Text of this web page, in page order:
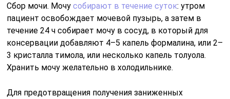
Сбор мочи. Мочусобирают в течение суток: утром
пациент освобождает мочевой пузырь, а затем в
течение 24 ч собирает мочу в сосуд, в который для
консервации добавляют 4–5 капель формалина, или 2–
3 кристалла тимола, или несколько капель толуола.
Хранить мочу желательно в холодильнике.
Для предотвращения получения заниженных